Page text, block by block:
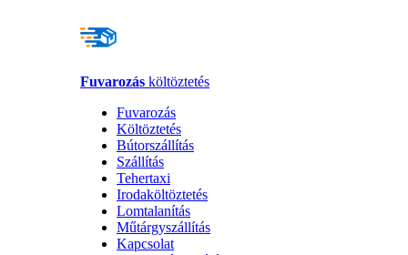
Fuvarozás költöztetés
Fuvarozás
Költöztetés
Bútorszállítás
Szállítás
Tehertaxi
Irodaköltöztetés
Lomtalanítás
Műtárgyszállítás
Kapcsolat